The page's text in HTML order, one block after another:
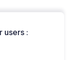
users :